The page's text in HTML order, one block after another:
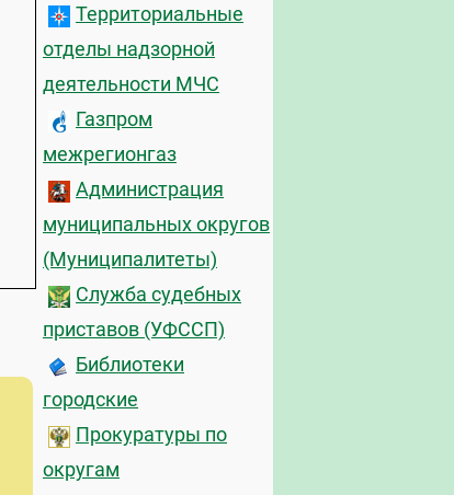
Территориальные
отделы надзорной
деятельности МЧС
Газпром
межрегионгаз
Администрация
муниципальных округов
(Муниципалитеты)
Служба судебных
приставов (УФССП)
Библиотеки
городские
Прокуратуры по
округам